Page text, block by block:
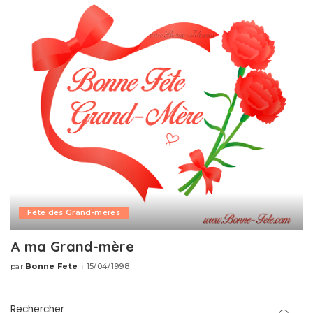
Fête des Grand-mères
A ma Grand-mère
Publié
par Bonne Fete 15/04/1998
Rechercher